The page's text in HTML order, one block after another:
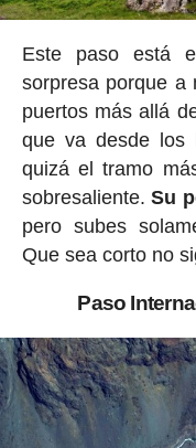
Este paso está
sorpresa porque a
puertos más allá
que va desde los
quizá el tramo
sobresaliente.Su
pero subes
Que sea corto no
Paso